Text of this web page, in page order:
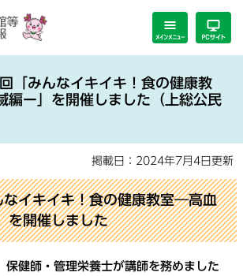
「みんなイキイキ！食の健康教
編ー」を開催しました（上総公民
掲載日：2024年7月4日更新
なイキイキ！食の健康教室―高血
を開催しました
健師・管理栄養士が講師を務めました